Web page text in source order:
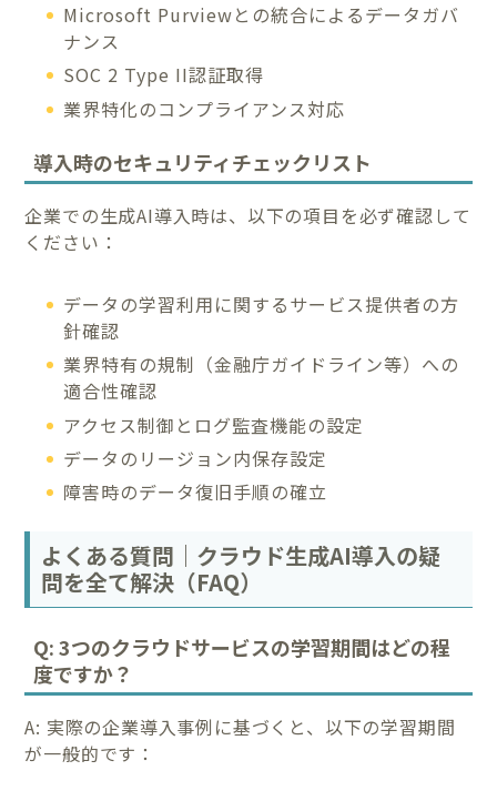
Microsoft Purviewとの統合によるデータガバ
ナンス
SOC 2 Type II認証取得
業界特化のコンプライアンス対応
導入時のセキュリティチェックリスト
企業での生成AI導入時は、以下の項目を必ず確認して
ください：
データの学習利用に関するサービス提供者の方
針確認
業界特有の規制（金融庁ガイドライン等）への
適合性確認
アクセス制御とログ監査機能の設定
データのリージョン内保存設定
障害時のデータ復旧手順の確立
よくある質問｜クラウド生成AI導入の疑
問を全て解決（FAQ）
Q: 3つのクラウドサービスの学習期間はどの程
度ですか？
A: 実際の企業導入事例に基づくと、以下の学習期間
が一般的です：